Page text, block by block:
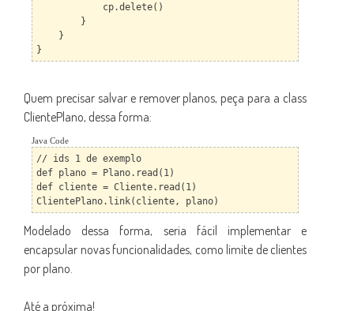
cp.delete()
}
}
}
Quem precisar salvar e remover planos, peça para a class
ClientePlano, dessa forma:
Java Code
// ids 1 de exemplo
def plano = Plano.read(1)
def cliente = Cliente.read(1)
ClientePlano.link(cliente, plano)
Modelado dessa forma, seria fácil implementar e
encapsular novas funcionalidades, como limite de clientes
por plano.
Até a próxima!